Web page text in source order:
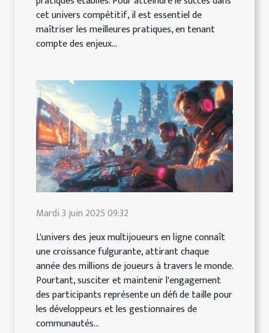
cet univers compétitif, il est essentiel de
maîtriser les meilleures pratiques, en tenant
compte des enjeux...
Mardi 3 juin 2025 09:32
L'univers des jeux multijoueurs en ligne connaît
une croissance fulgurante, attirant chaque
année des millions de joueurs à travers le monde.
Pourtant, susciter et maintenir l'engagement
des participants représente un défi de taille pour
les développeurs et les gestionnaires de
communautés...